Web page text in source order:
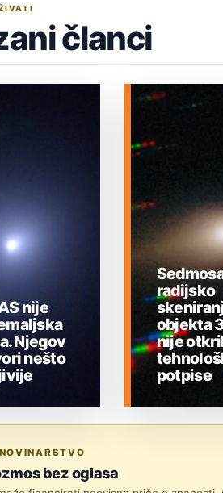
članci
nije
Njegov
nešto
radijsko
objekta
nije
potpise
bez oglasa